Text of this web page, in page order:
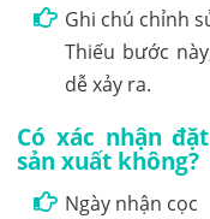
Ghi chú chỉnh
Thiếu bước
dễ xảy ra.
Có xác nhận
sản xuất không?
Ngày nhận cọc